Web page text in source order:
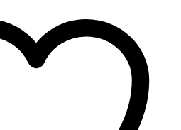
несколько
вариаций.
Опции